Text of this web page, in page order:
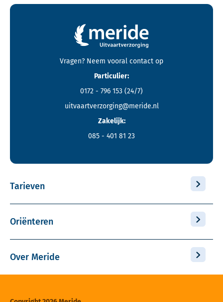
Contactgegevens en footer menu van Meride
Vragen? Neem vooral contact op
Particulier:
0172 - 796 153 (24/7)
uitvaartverzorging@meride.nl
Zakelijk:
085 - 401 81 23
Tarieven
Oriënteren
Over Meride